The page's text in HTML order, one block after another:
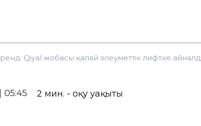
Qiyal жобасы қалай әлеуметтік лифтке
05:45 2 мин. - оқу уақыты